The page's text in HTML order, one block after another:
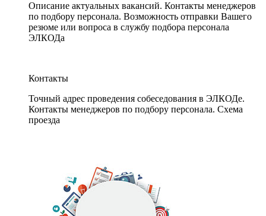
Описание актуальных вакансий. Контакты менеджеров
по подбору персонала. Возможность отправки Вашего
резюме или вопроса в службу подбора персонала
ЭЛКОДа
Контакты
Точный адрес проведения собеседования в ЭЛКОДе.
Контакты менеджеров по подбору персонала. Схема
проезда